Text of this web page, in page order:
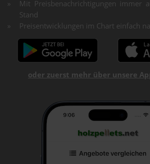
Mit Preisbenachrichtigungen immer
Stand
Preisentwicklungen im Chart einfach
oder zuerst mehr über unsere